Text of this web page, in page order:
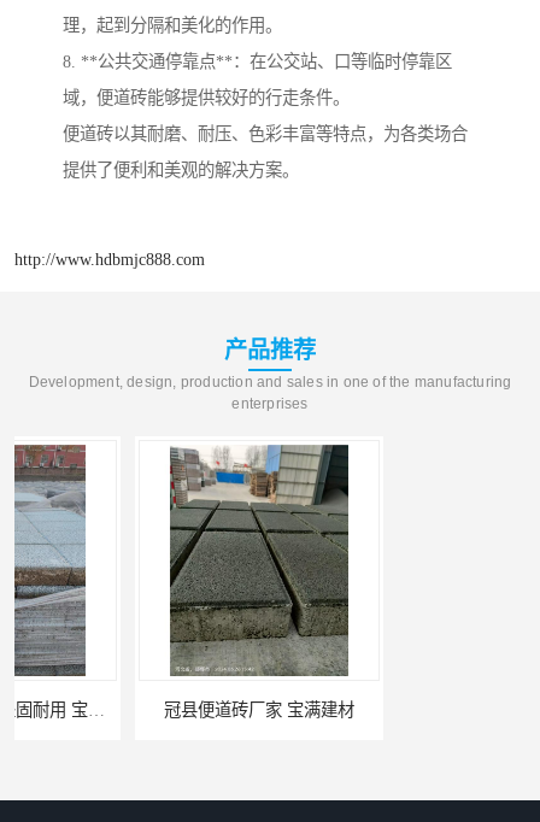
理，起到分隔和美化的作用。
8. **公共交通停靠点**：在公交站、口等临时停靠区
域，便道砖能够提供较好的行走条件。
便道砖以其耐磨、耐压、色彩丰富等特点，为各类场合
提供了便利和美观的解决方案。
http://www.hdbmjc888.com
产品推荐
Development, design, production and sales in one of the manufacturing
enterprises
冠县便道砖厂家 宝满建材